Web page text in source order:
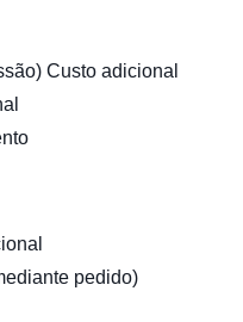
Custo adicional
pedido)